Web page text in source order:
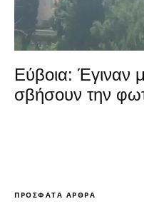
Εύβοια: Έγιναν
σβήσουν την
ΠΡΌΣΦΑΤΑ ΆΡΘΡΑ